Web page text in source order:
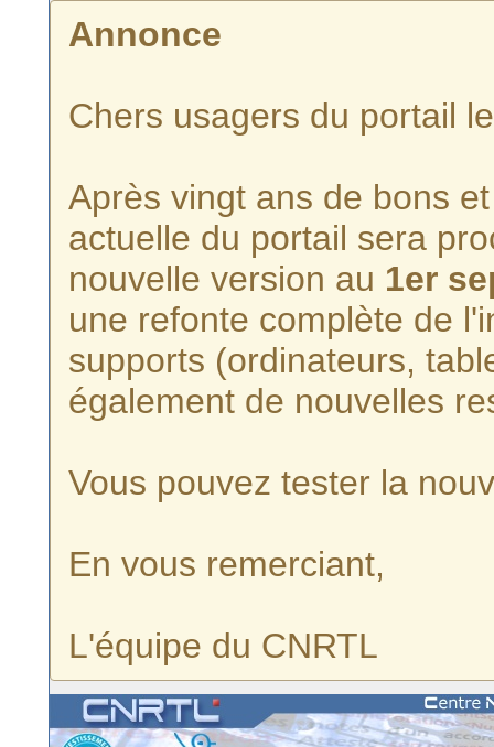
Annonce
Chers usagers du portail
Après vingt ans de bons
actuelle du portail sera
nouvelle version au 1er
une refonte complète de
supports (ordinateurs,
également de nouvelles
Vous pouvez tester la
En vous remerciant,
L'équipe du CNRTL